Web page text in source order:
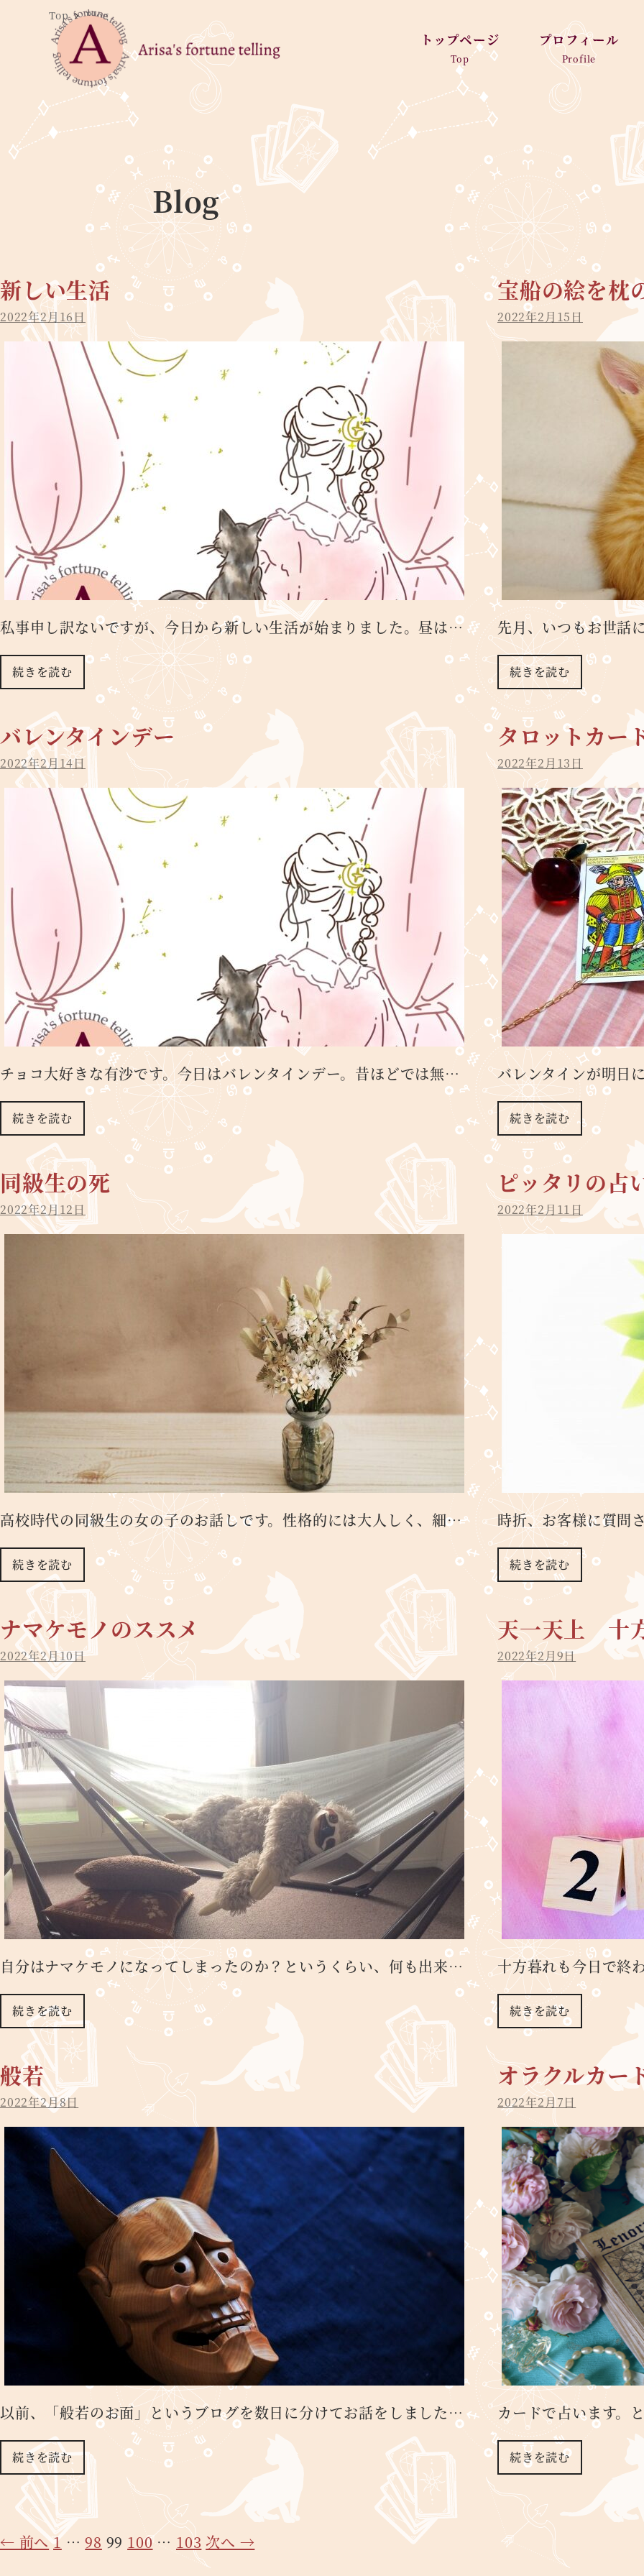
トップページ
Top
プロフィール
Profile
Top Blog
Blog
新しい生活
2022年2月16日
私事申し訳ないですが、今日から新しい生活が始まりました。昼は…
続きを読む
宝船の絵を枕
2022年2月15日
先月、いつもお世話
続きを読む
バレンタインデー
2022年2月14日
チョコ大好きな有沙です。今日はバレンタインデー。昔ほどでは無…
続きを読む
タロットカー
2022年2月13日
バレンタインが明日
続きを読む
同級生の死
2022年2月12日
高校時代の同級生の女の子のお話しです。性格的には大人しく、細…
続きを読む
ピッタリの占
2022年2月11日
時折、お客様に質問
続きを読む
ナマケモノのススメ
2022年2月10日
自分はナマケモノになってしまったのか？というくらい、何も出来…
続きを読む
天一天上 十
2022年2月9日
十方暮れも今日で終
続きを読む
般若
2022年2月8日
以前、「般若のお面」というブログを数日に分けてお話をしました…
続きを読む
オラクルカー
2022年2月7日
カードで占います。
続きを読む
← 前へ 1 … 98 99 100 … 103 次へ →